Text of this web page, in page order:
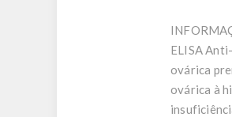
ELISA
ovárica
ovárica à